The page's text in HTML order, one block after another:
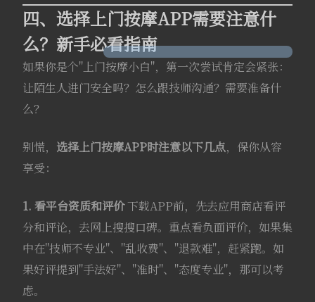
四、选择上门按摩APP需要注意什
么？新手必看指南
如果你是个"上门按摩小白"，第一次尝试肯定会紧张：
让陌生人进门安全吗？怎么跟技师沟通？需要准备什
么？
别慌， 选择上门按摩APP时注意以下几点，保你从容
享受：
1. 看平台资质和评价下载APP前，先去应用商店看评
分和评论，去网上搜搜口碑。重点看负面评价，如果集
中在"技师不专业"、"乱收费"、"退款难"，赶紧跑。如
果好评提到"手法好"、"准时"、"态度专业"，那可以考
虑。